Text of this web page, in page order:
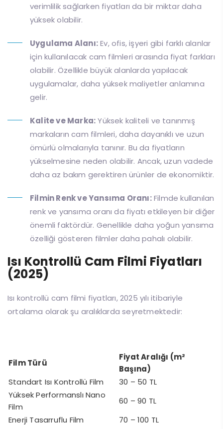
verimlilik sağlarken fiyatları da bir miktar daha
yüksek olabilir.
Uygulama Alanı:Ev, ofis, işyeri gibi farklı alanlar
için kullanılacak cam filmleri arasında fiyat farkları
olabilir. Özellikle büyük alanlarda yapılacak
uygulamalar, daha yüksek maliyetler anlamına
gelir.
Kalite ve Marka:Yüksek kaliteli ve tanınmış
markaların cam filmleri, daha dayanıklı ve uzun
ömürlü olmalarıyla tanınır. Bu da fiyatların
yükselmesine neden olabilir. Ancak, uzun vadede
daha az bakım gerektiren ürünler de ekonomiktir.
Filmin Renk ve Yansıma Oranı:Filmde kullanılan
renk ve yansıma oranı da fiyatı etkileyen bir diğer
önemli faktördür. Genellikle daha yoğun yansıma
özelliği gösteren filmler daha pahalı olabilir.
Isı Kontrollü Cam Filmi Fiyatları
(2025)
Isı kontrollü cam filmi fiyatları, 2025 yılı itibariyle
ortalama olarak şu aralıklarda seyretmektedir:
Film Türü
Fiyat Aralığı (m²
Başına)
Standart Isı Kontrollü Film
30 – 50 TL
Yüksek Performanslı Nano
Film
60 – 90 TL
Enerji Tasarruflu Film
70 – 100 TL